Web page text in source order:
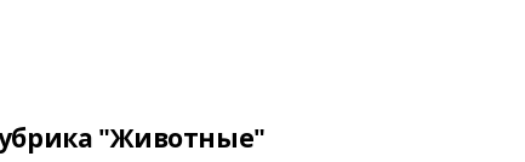
"Животные"